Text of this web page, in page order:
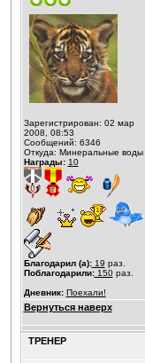
Зарегистрирован: 02 мар
2008, 08:53
Сообщений: 6346
Откуда: Минеральные воды
Награды: 10
Благодарил (а):19 раз.
Поблагодарили:150раз.
Дневник: Поехали!
Вернуться наверх
ТРЕНЕР